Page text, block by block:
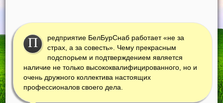
П
редприятие БелБурСнаб работает «не за
страх, а за совесть». Чему прекрасным
подспорьем и подтверждением является
наличие не только высококвалифицированного, но и
очень дружного коллектива настоящих
профессионалов своего дела.